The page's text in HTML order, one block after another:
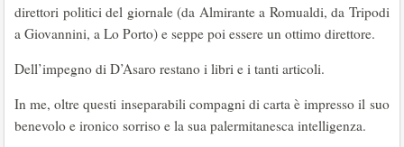
direttori politici del giornale (da Almirante a Romualdi, da Tripodi
a Giovannini, a Lo Porto) e seppe poi essere un ottimo direttore.
Dell’impegno di D’Asaro restano i libri e i tanti articoli.
In me, oltre questi inseparabili compagni di carta è impresso il suo
benevolo e ironico sorriso e la sua palermitanesca intelligenza.